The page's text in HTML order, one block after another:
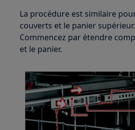
La procédure est similaire
couverts et le panier supérieur.
Commencez par étendre
et le panier.